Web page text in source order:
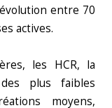
entre 70
actives.
les HCR, la
plus faibles
moyens,